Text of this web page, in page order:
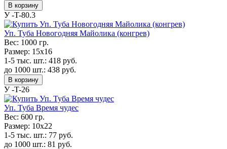
В корзину
У -T-80.3
Уп. Туба Новогодняя Майолика (конгрев)
Вес: 1000 гр.
Размер: 15x16
1-5 тыс. шт.: 418 руб.
до 1000 шт.: 438 руб.
В корзину
У -T-26
Уп. Туба Время чудес
Вес: 600 гр.
Размер: 10x22
1-5 тыс. шт.: 77 руб.
до 1000 шт.: 81 руб.